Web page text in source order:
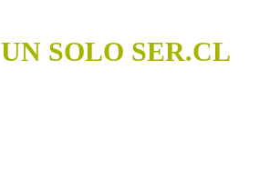
UN SOLO SER.CL